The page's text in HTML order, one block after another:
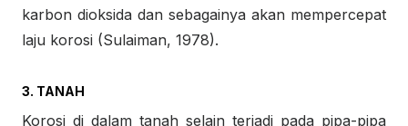
karbon dioksida dan sebagainya akan mempercepat
laju korosi (Sulaiman, 1978).
3. TANAH
Korosi di dalam tanah selain terjadi pada pipa-pipa